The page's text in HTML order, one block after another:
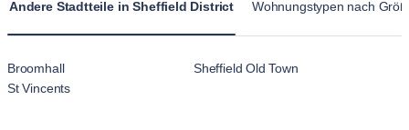
als die vorübergehende Atmosphäre von Hotelunterkünften.
Andere Stadtteile in Sheffield District Wohnungstypen nach
Broomhall
Sheffield Old Town
St Vincents